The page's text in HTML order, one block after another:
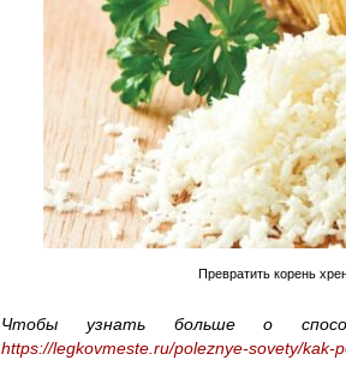
Превратить корень
Чтобы узнать больше о
https://legkovmeste.ru/poleznye-sovety/kak-